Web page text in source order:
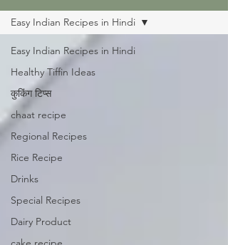
Easy Indian Recipes in Hindi
Healthy Tiffin Ideas
कुकिंग टिप्स
chaat recipe
Regional Recipes
Rice Recipe
Drinks
Special Recipes
Dairy Product
Easy Indian Recipes in Hindi